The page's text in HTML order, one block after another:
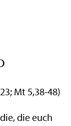
Mt 5,38-48)
die euch